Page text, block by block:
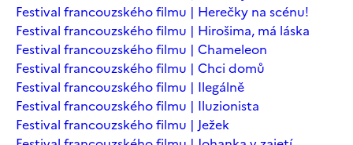
Festival francouzského filmu | Herečky na scénu!
Festival francouzského filmu | Hirošima, má láska
Festival francouzského filmu | Chameleon
Festival francouzského filmu | Chci domů
Festival francouzského filmu | Ilegálně
Festival francouzského filmu | Iluzionista
Festival francouzského filmu | Ježek